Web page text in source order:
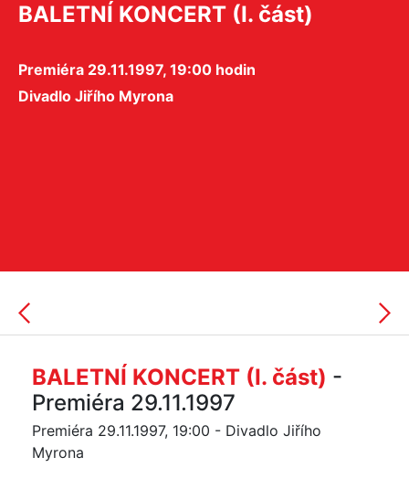
BALETNÍ KONCERT (I. část)
Premiéra 29.11.1997, 19:00 hodin
Divadlo Jiřího Myrona
BALETNÍ KONCERT (I. část) -
Premiéra 29.11.1997
Premiéra 29.11.1997, 19:00 - Divadlo Jiřího
Myrona